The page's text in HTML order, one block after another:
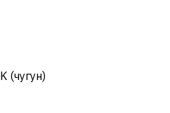
K (чугун)